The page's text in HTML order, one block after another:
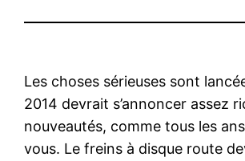
Les choses sérieuses sont
2014 devrait s’annoncer assez
nouveautés, comme tous les
vous. Le freins à disque route